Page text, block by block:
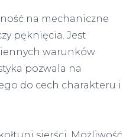
na mechaniczne
pęknięcia. Jest
warunków
pozwala na
do cech charakteru i